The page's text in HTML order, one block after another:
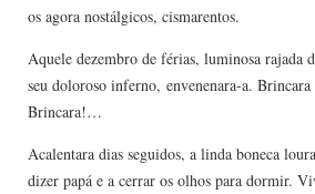
os agora nostálgicos, cismarentos.
Aquele dezembro de férias, luminosa rajada
seu doloroso inferno, envenenara-a.
Brincara!…
Acalentara dias seguidos, a linda boneca
dizer papá e a cerrar os olhos para dormir.